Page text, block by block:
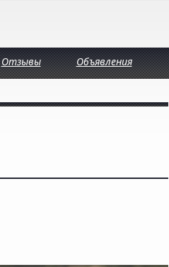
Отзывы Объявления